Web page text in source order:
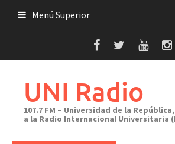
Menú Superior
UNI Radio
107.7 FM – Universidad de la
a la Radio Internacional Universitaria